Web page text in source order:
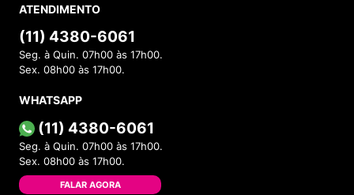
ATENDIMENTO
(11) 4380-6061
Seg. à Quin. 07h00 às 17h00.
Sex. 08h00 às 17h00.
WHATSAPP
(11) 4380-6061
Seg. à Quin. 07h00 às 17h00.
Sex. 08h00 às 17h00.
FALAR AGORA